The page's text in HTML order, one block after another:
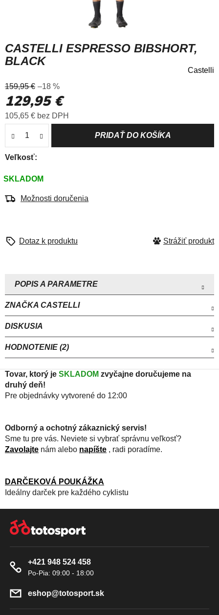
CASTELLI ESPRESSO BIBSHORT,
BLACK
hodnotenie
produktu
5,0
hviezdičiek.
Castelli
Veľkosť
SKLADOM
Možnosti doručenia
159,95 € –18 %
129,95 €
105,65 € bez DPH
Strážiť
Tovar, ktorý je SKLADOM zvyčajne doručujeme na
druhý deň!
Pre objednávky vytvorené do 12:00
Odborný a ochotný zákaznický servis!
Sme tu pre vás. Neviete si vybrať správnu veľkosť?
Zavolajte nám alebo napíšte , radi poradíme.
DARČEKOVÁ POUKÁŽKA
Ideálny darček pre každého cyklistu
ZNAČKA CASTELLI
DISKUSIA
HODNOTENIE (2)
eshop@totosport.sk
+421 948 524 458